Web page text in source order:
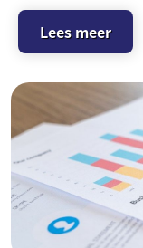
Lees meer